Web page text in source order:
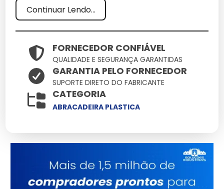
passo para garantir a eficiência de qualquer operação
técnica. Em nossa empresa, priorizamos soluções que
mais moderno no mercado.
Especificações Técnicas
Atributo
Base Técnica
Estrutura reforçada
Certificação
Validado sob
rigorosos testes de
qualidade
Design versátil para
múltiplos cenários
Continuar Lendo...
FORNECEDOR CONFIÁVEL
QUALIDADE E SEGURANÇA GARANTIDAS
GARANTIA PELO FORNECEDOR
SUPORTE DIRETO DO FABRICANTE
CATEGORIA
ABRACADEIRA PLASTICA